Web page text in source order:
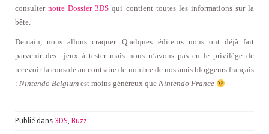
consulternotre Dossier 3DS qui contient toutes les informations sur la
bête.
Demain, nous allons craquer. Quelques éditeurs nous ont déjà fait
parvenir des jeux à tester mais nous n’avons pas eu le privilège de
recevoir la console au contraire de nombre de nos amis bloggeurs français
: Nintendo Belgium est moins généreux que Nintendo France
Publié dans 3DS, Buzz